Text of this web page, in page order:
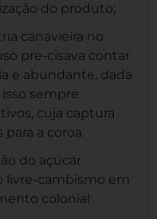
do produto;
canavieira no
pre-cisava contar
e abundante, dada
sempre
cuja captura
a coroa.
do açúcar
livre-cambismo em
colonial